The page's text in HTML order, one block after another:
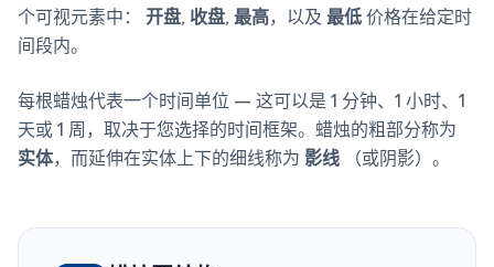
个可视元素中： 开盘, 收盘, 最高，以及 最低 价格在给定时
间段内。
每根蜡烛代表一个时间单位 — 这可以是 1 分钟、1 小时、1
天或 1 周，取决于您选择的时间框架。蜡烛的粗部分称为
实体，而延伸在实体上下的细线称为 影线 （或阴影）。